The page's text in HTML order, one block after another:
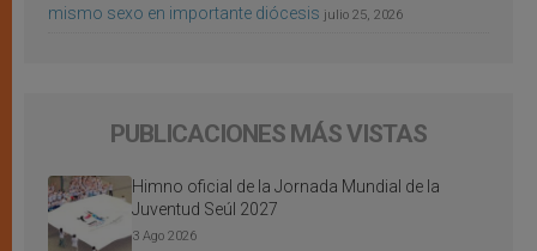
mismo sexo en importante diócesis julio 25, 2026
PUBLICACIONES MÁS VISTAS
Himno oficial de la Jornada Mundial de la
Juventud Seúl 2027
3 Ago 2026